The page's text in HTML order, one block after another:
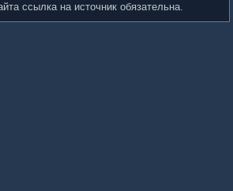
ссылка на источник обязательна.